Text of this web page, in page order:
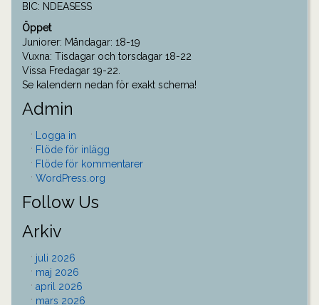
BIC: NDEASESS
Öppet
Juniorer: Måndagar: 18-19
Vuxna: Tisdagar och torsdagar 18-22
Vissa Fredagar 19-22.
Se kalendern nedan för exakt schema!
Admin
Logga in
Flöde för inlägg
Flöde för kommentarer
WordPress.org
Follow Us
Arkiv
juli 2026
maj 2026
april 2026
mars 2026